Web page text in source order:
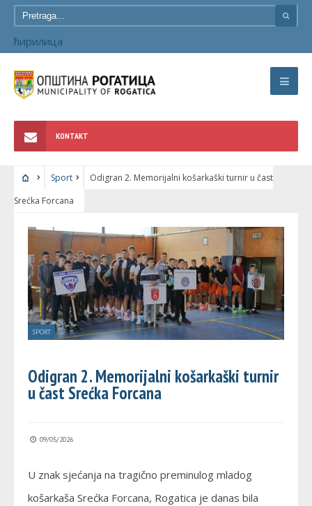
ћирилица
KONTAKT
Sport
Odigran 2. Memorijalni košarkaški turnir u čast
Srećka Forcana
SPORT
Odigran 2. Memorijalni košarkaški turnir
u čast Srećka Forcana
09/05/2026
U znak sjećanja na tragično preminulog mladog
košarkaša Srećka Forcana, Rogatica je danas bila